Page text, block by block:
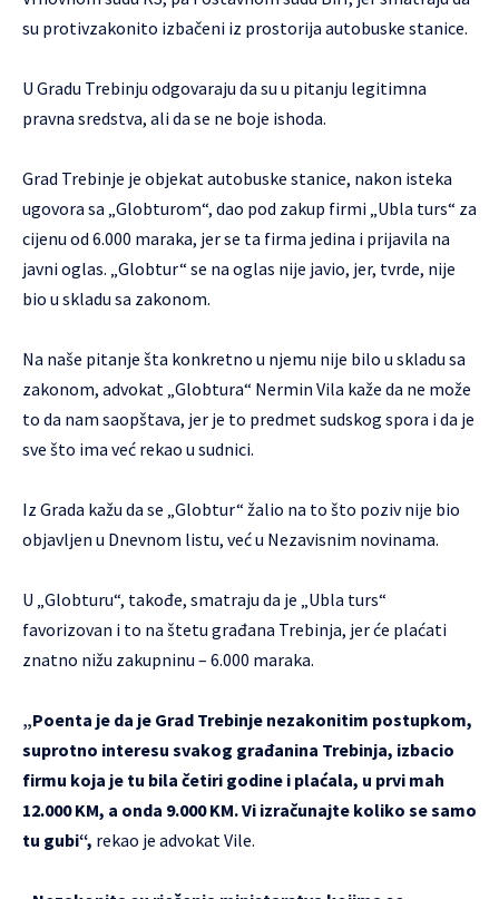
su protivzakonito izbačeni iz prostorija autobuske stanice.
U Gradu Trebinju odgovaraju da su u pitanju legitimna
pravna sredstva, ali da se ne boje ishoda.
Grad Trebinje je objekat autobuske stanice, nakon isteka
ugovora sa „Globturom“, dao pod zakup firmi „Ubla turs“ za
cijenu od 6.000 maraka, jer se ta firma jedina i prijavila na
javni oglas. „Globtur“ se na oglas nije javio, jer, tvrde, nije
bio u skladu sa zakonom.
Na naše pitanje šta konkretno u njemu nije bilo u skladu sa
zakonom, advokat „Globtura“ Nermin Vila kaže da ne može
to da nam saopštava, jer je to predmet sudskog spora i da je
sve što ima već rekao u sudnici.
Iz Grada kažu da se „Globtur“ žalio na to što poziv nije bio
objavljen u Dnevnom listu, već u Nezavisnim novinama.
U „Globturu“, takođe, smatraju da je „Ubla turs“
favorizovan i to na štetu građana Trebinja, jer će plaćati
znatno nižu zakupninu – 6.000 maraka.
„Poenta je da je Grad Trebinje nezakonitim postupkom,
suprotno interesu svakog građanina Trebinja, izbacio
firmu koja je tu bila četiri godine i plaćala, u prvi mah
12.000 KM, a onda 9.000 KM. Vi izračunajte koliko se samo
tu gubi“, rekao je advokat Vile.